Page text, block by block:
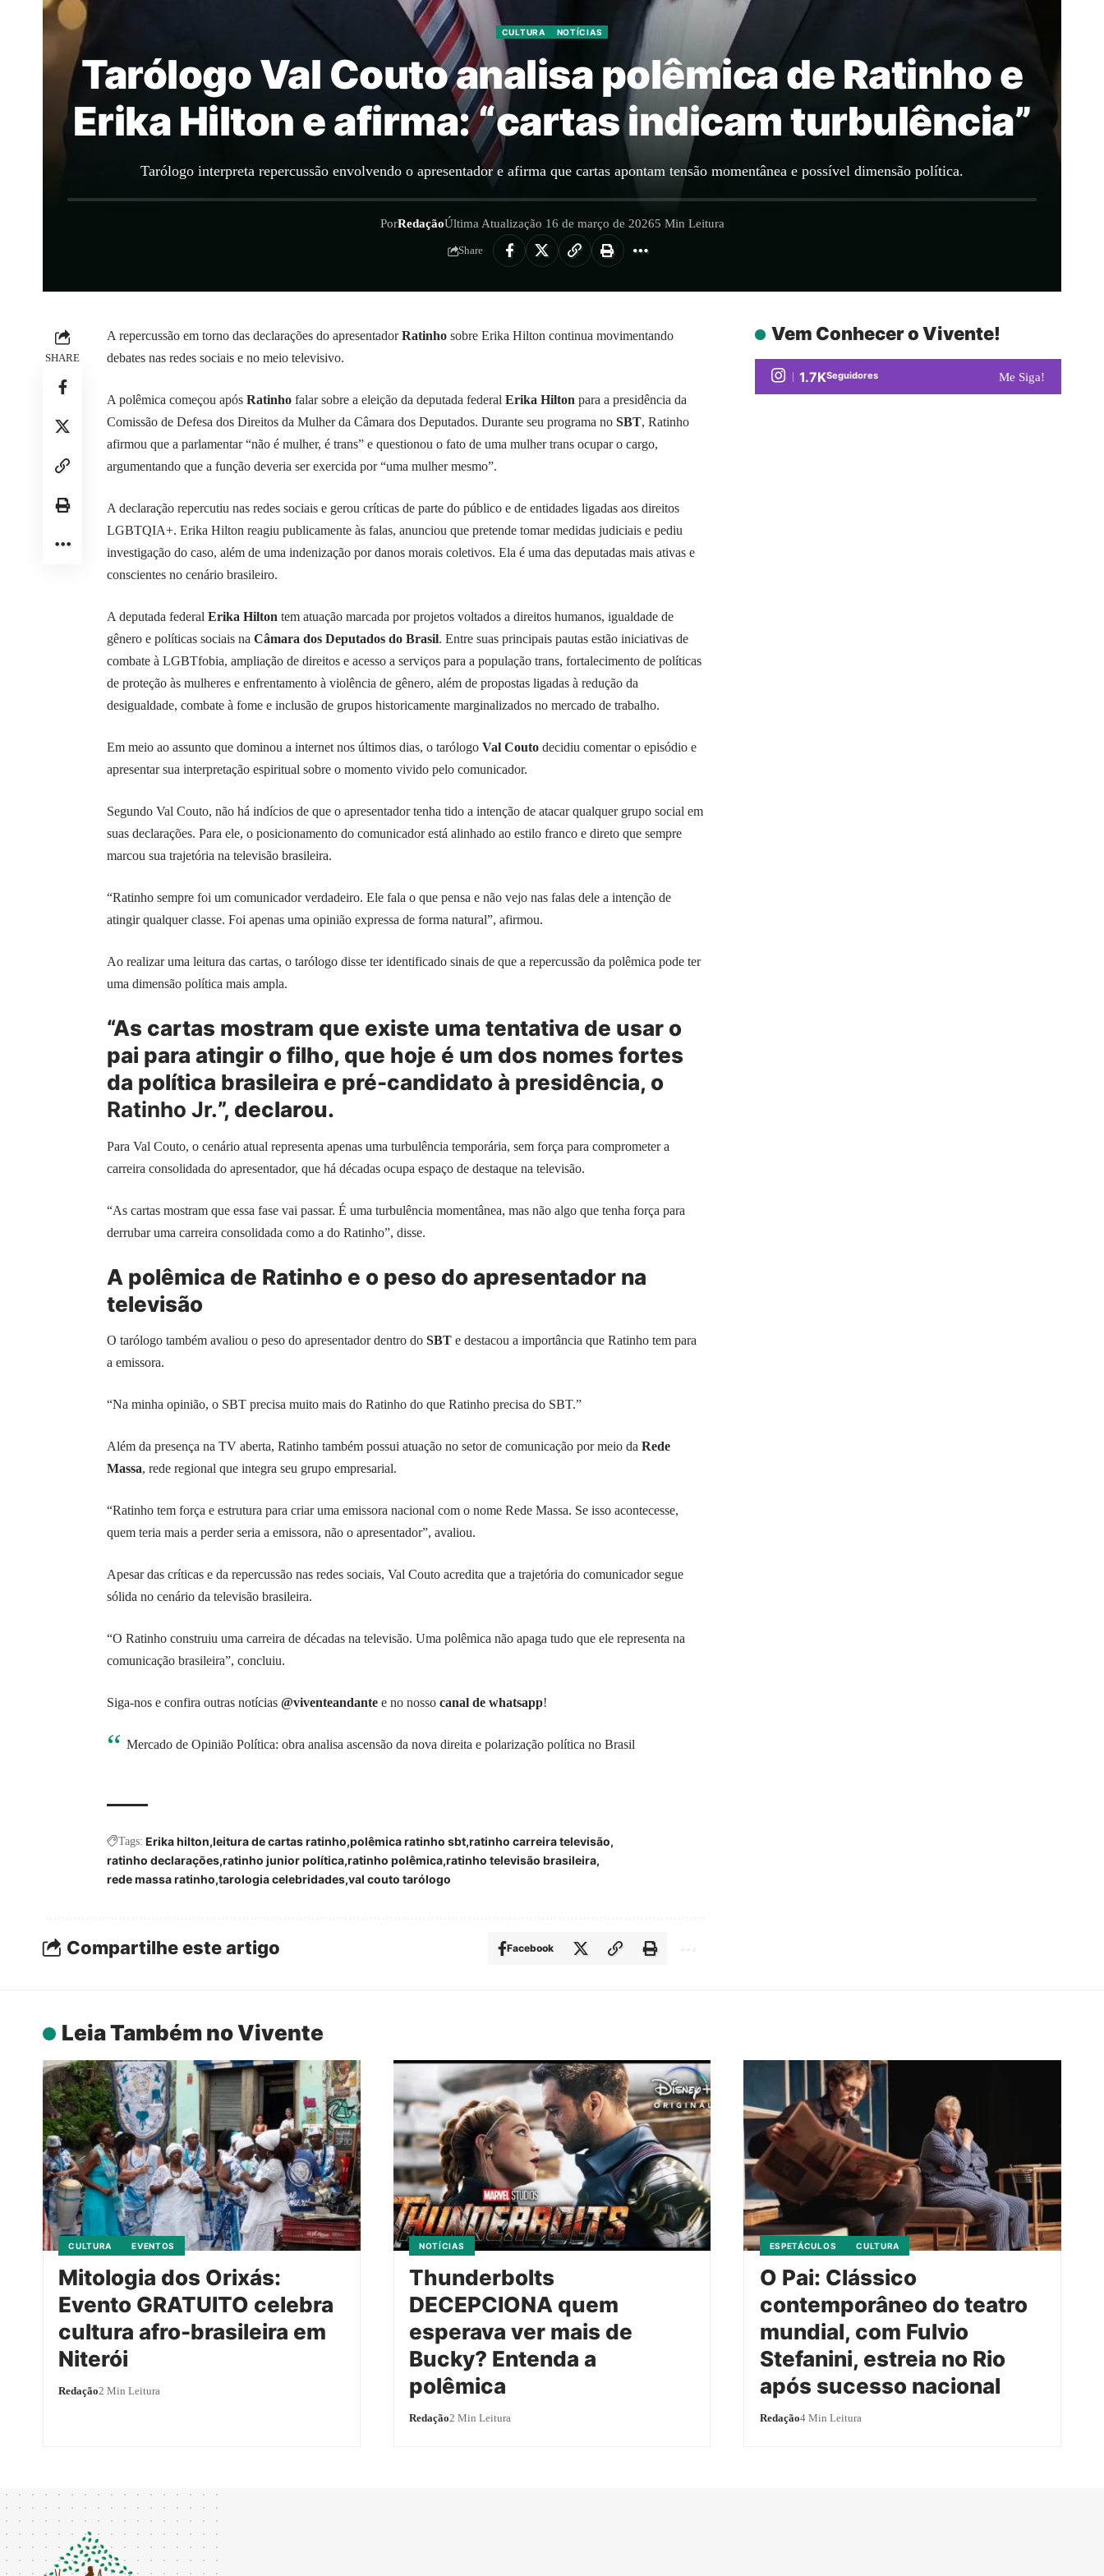
CULTURA NOTÍCIAS
Tarólogo Val Couto analisa polêmica de Ratinho e
Erika Hilton e afirma: “cartas indicam turbulência”
Tarólogo interpreta repercussão envolvendo o apresentador e afirma que cartas apontam tensão momentânea e possível dimensão política.
PorRedaçãoÚltima Atualização 16 de março de 20265 Min Leitura
Share
SHARE
A repercussão em torno das declarações do apresentadorRatinho sobre Erika Hilton continua movimentando
debates nas redes sociais e no meio televisivo.
A polêmica começou após Ratinho falar sobre a eleição da deputada federal Erika Hilton para a presidência da
Comissão de Defesa dos Direitos da Mulher da Câmara dos Deputados. Durante seu programa no SBT, Ratinho
afirmou que a parlamentar “não é mulher, é trans” e questionou o fato de uma mulher trans ocupar o cargo,
argumentando que a função deveria ser exercida por “uma mulher mesmo”.
A declaração repercutiu nas redes sociais e gerou críticas de parte do público e de entidades ligadas aos direitos
LGBTQIA+. Erika Hilton reagiu publicamente às falas, anunciou que pretende tomar medidas judiciais e pediu
investigação do caso, além de uma indenização por danos morais coletivos. Ela é uma das deputadas mais ativas e
conscientes no cenário brasileiro.
A deputada federal Erika Hilton tem atuação marcada por projetos voltados a direitos humanos, igualdade de
gênero e políticas sociais na Câmara dos Deputados do Brasil. Entre suas principais pautas estão iniciativas de
combate à LGBTfobia, ampliação de direitos e acesso a serviços para a população trans, fortalecimento de políticas
de proteção às mulheres e enfrentamento à violência de gênero, além de propostas ligadas à redução da
desigualdade, combate à fome e inclusão de grupos historicamente marginalizados no mercado de trabalho.
Em meio ao assunto que dominou a internet nos últimos dias, o tarólogo Val Couto decidiu comentar o episódio e
apresentar sua interpretação espiritual sobre o momento vivido pelo comunicador.
Segundo Val Couto, não há indícios de que o apresentador tenha tido a intenção de atacar qualquer grupo social em
suas declarações. Para ele, o posicionamento do comunicador está alinhado ao estilo franco e direto que sempre
marcou sua trajetória na televisão brasileira.
“Ratinho sempre foi um comunicador verdadeiro. Ele fala o que pensa e não vejo nas falas dele a intenção de
atingir qualquer classe. Foi apenas uma opinião expressa de forma natural”, afirmou.
Ao realizar uma leitura das cartas, o tarólogo disse ter identificado sinais de que a repercussão da polêmica pode ter
uma dimensão política mais ampla.
“As cartas mostram que existe uma tentativa de usar o
pai para atingir o filho, que hoje é um dos nomes fortes
da política brasileira e pré-candidato à presidência, o
Ratinho Jr.”, declarou.
Para Val Couto, o cenário atual representa apenas uma turbulência temporária, sem força para comprometer a
carreira consolidada do apresentador, que há décadas ocupa espaço de destaque na televisão.
“As cartas mostram que essa fase vai passar. É uma turbulência momentânea, mas não algo que tenha força para
derrubar uma carreira consolidada como a do Ratinho”, disse.
A polêmica de Ratinho e o peso do apresentador na
televisão
O tarólogo também avaliou o peso do apresentador dentro do SBT e destacou a importância que Ratinho tem para
a emissora.
“Na minha opinião, o SBT precisa muito mais do Ratinho do que Ratinho precisa do SBT.”
Além da presença na TV aberta, Ratinho também possui atuação no setor de comunicação por meio da Rede
Massa, rede regional que integra seu grupo empresarial.
“Ratinho tem força e estrutura para criar uma emissora nacional com o nome Rede Massa. Se isso acontecesse,
quem teria mais a perder seria a emissora, não o apresentador”, avaliou.
Apesar das críticas e da repercussão nas redes sociais, Val Couto acredita que a trajetória do comunicador segue
sólida no cenário da televisão brasileira.
“O Ratinho construiu uma carreira de décadas na televisão. Uma polêmica não apaga tudo que ele representa na
comunicação brasileira”, concluiu.
Siga-nos e confira outras notícias @viventeandante e no nosso canal de whatsapp!
Mercado de Opinião Política: obra analisa ascensão da nova direita e polarização política no Brasil
Tags: Erika hilton leitura de cartas ratinho polêmica ratinho sbt ratinho carreira televisão
ratinho declarações ratinho junior política ratinho polêmica ratinho televisão brasileira
rede massa ratinho tarologia celebridades val couto tarólogo
Compartilhe este artigo Facebook
Vem Conhecer o Vivente!
1.7KSeguidores Me Siga!
Leia Também no Vivente
CULTURA EVENTOS
Mitologia dos Orixás:
Evento GRATUITO celebra
cultura afro-brasileira em
Niterói
Redação2 Min Leitura
NOTÍCIAS
Thunderbolts
DECEPCIONA quem
esperava ver mais de
Bucky? Entenda a
polêmica
Redação2 Min Leitura
ESPETÁCULOS CULTURA
O Pai: Clássico
contemporâneo do teatro
mundial, com Fulvio
Stefanini, estreia no Rio
após sucesso nacional
Redação4 Min Leitura